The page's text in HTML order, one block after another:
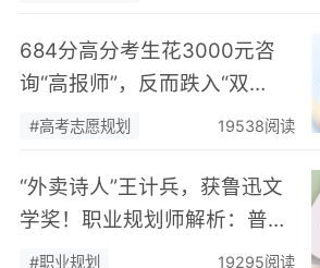
684分高分考生花3000元咨
询“高报师”，反而跌入“双
非”：高考志愿规划避坑指
#高考志愿规划 19538阅读
“外卖诗人”王计兵，获鲁迅文
学奖！职业规划师解析：普通
人到底该如何“不迷茫”地追
#职业规划 19295阅读